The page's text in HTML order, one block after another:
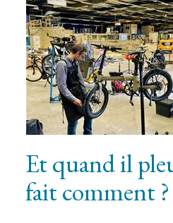
Et quand il
fait comment ?